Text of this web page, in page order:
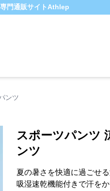
専門通販サイト Athlep
ンツ
スポーツパンツ
ンツ
夏の暑さを快適に過ごせ
吸湿速乾機能付きで汗を